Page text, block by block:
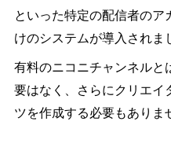
といった特定の配信者のア
けのシステムが導入されま
有料のニコニチャンネルと
要はなく、さらにクリエイ
ツを作成する必要もありま